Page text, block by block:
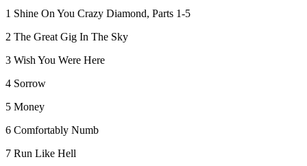
1 Shine On You Crazy Diamond, Parts 1-5
2 The Great Gig In The Sky
3 Wish You Were Here
4 Sorrow
5 Money
6 Comfortably Numb
7 Run Like Hell